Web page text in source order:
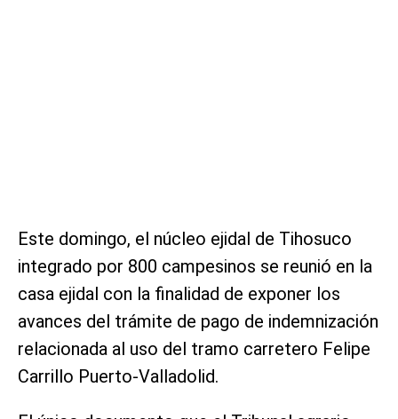
Este domingo, el núcleo ejidal de Tihosuco
integrado por 800 campesinos se reunió en la
casa ejidal con la finalidad de exponer los
avances del trámite de pago de indemnización
relacionada al uso del tramo carretero Felipe
Carrillo Puerto-Valladolid.